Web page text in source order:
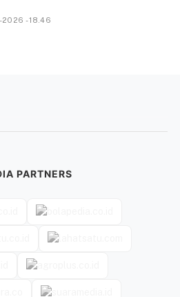
- 18.46
PARTNERS